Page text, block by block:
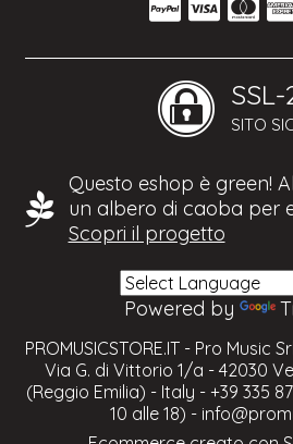
SITO
Questo eshop è green!
un albero di caoba per
Scopri il progetto
Powered by
PROMUSICSTORE.IT - Pro Music
Via G. di Vittorio 1/a - 42030
(Reggio Emilia) - Italy - +39 335
10 alle 18) -